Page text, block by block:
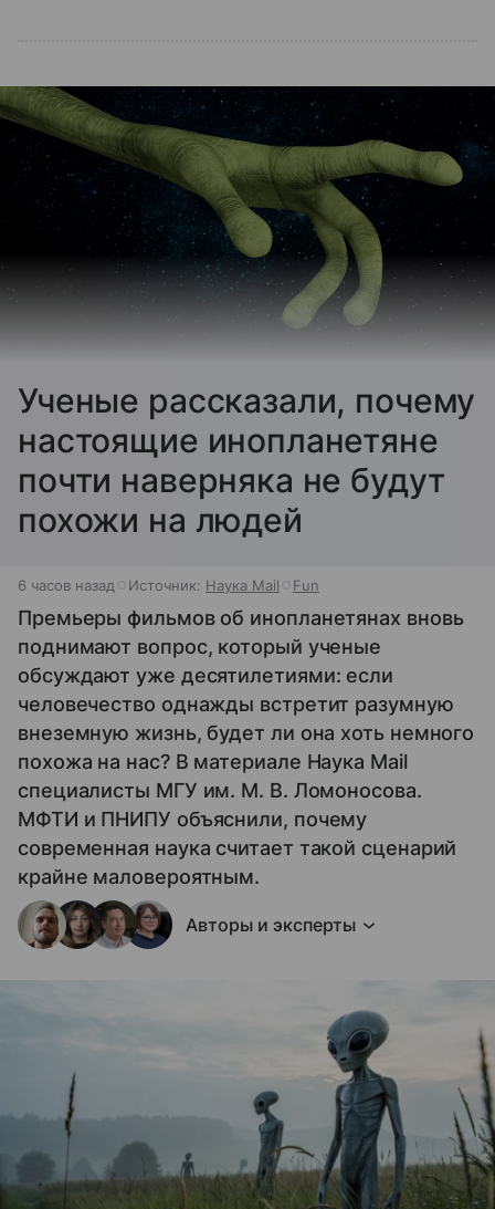
Ученые рассказали, почему
настоящие инопланетяне
почти наверняка не будут
похожи на людей
6 часов назад Источник: Наука Mail Fun
Премьеры фильмов об инопланетянах вновь
поднимают вопрос, который ученые
обсуждают уже десятилетиями: если
человечество однажды встретит разумную
внеземную жизнь, будет ли она хоть немного
похожа на нас? В материале Наука Mail
специалисты МГУ им. М. В. Ломоносова.
МФТИ и ПНИПУ объяснили, почему
современная наука считает такой сценарий
крайне маловероятным.
Авторы и эксперты